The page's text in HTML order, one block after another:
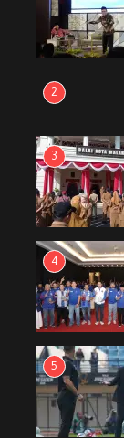
2
3
4
5